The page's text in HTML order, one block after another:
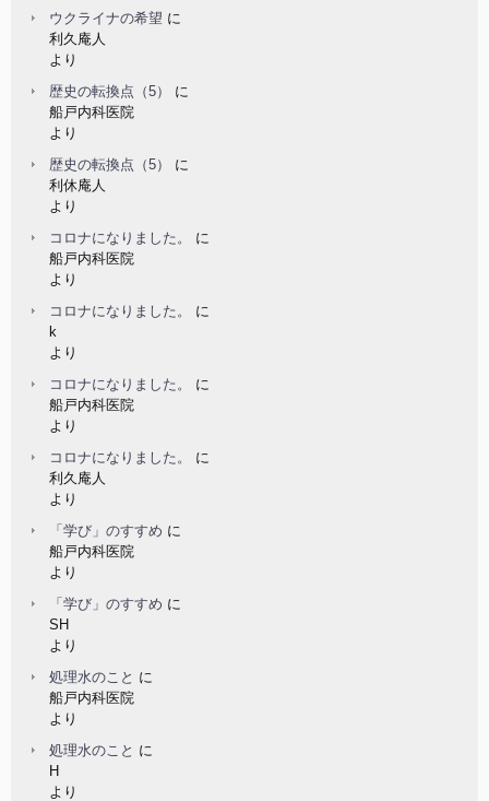
ウクライナの希望 に
利久庵人
より
歴史の転換点（5）
に
船戸内科医院
より
歴史の転換点（5）
に
利休庵人
より
コロナになりました。
に
船戸内科医院
より
コロナになりました。
に
k
より
コロナになりました。
に
船戸内科医院
より
コロナになりました。
に
利久庵人
より
「学び」のすすめ に
船戸内科医院
より
「学び」のすすめ に
SH
より
処理水のこと に
船戸内科医院
より
処理水のこと に
H
より